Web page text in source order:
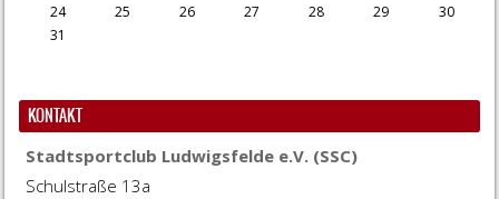
24
25 26 27 28 29
30
31
KONTAKT
Stadtsportclub Ludwigsfelde e.V. (SSC)
Schulstraße 13a